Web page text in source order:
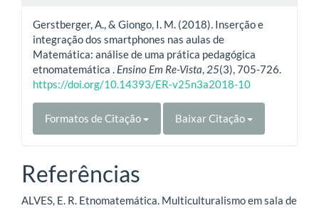
Gerstberger, A., & Giongo, I. M. (2018). Inserção e
integração dos smartphones nas aulas de
Matemática: análise de uma prática pedagógica
etnomatemática . Ensino Em Re-Vista, 25(3), 705-726.
https://doi.org/10.14393/ER-v25n3a2018-10
Formatos de Citação Baixar Citação
Referências
ALVES, E. R. Etnomatemática. Multiculturalismo em sala de